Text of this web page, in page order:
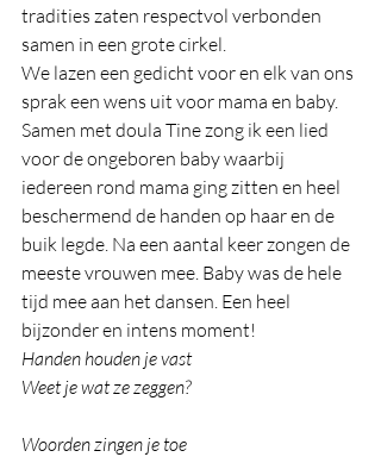
tradities zaten respectvol verbonden
samen in een grote cirkel.
We lazen een gedicht voor en elk van ons
sprak een wens uit voor mama en baby.
Samen met doula Tine zong ik een lied
voor de ongeboren baby waarbij
iedereen rond mama ging zitten en heel
beschermend de handen op haar en de
buik legde. Na een aantal keer zongen de
meeste vrouwen mee. Baby was de hele
tijd mee aan het dansen. Een heel
bijzonder en intens moment!
Handen houden je vast
Weet je wat ze zeggen?
Woorden zingen je toe